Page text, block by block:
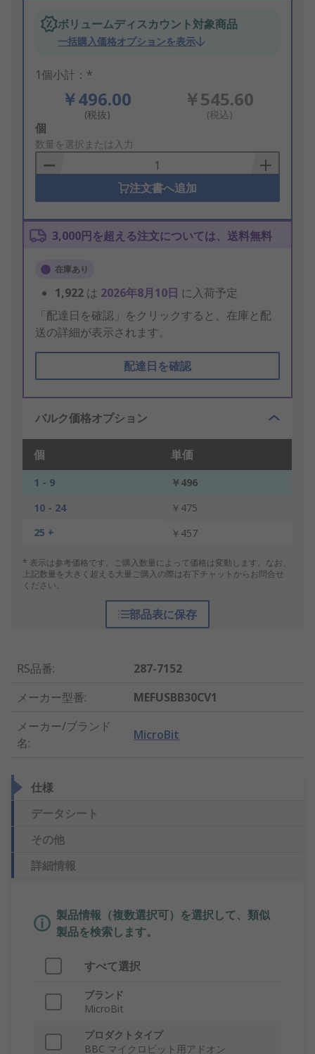
ボリュームディスカウント対象商品
一括購入価格オプションを表示
1個小計：*
￥496.00
(税抜)
￥545.60
(税込)
Add
to
Basket
個
数量を選択または入力
注文書へ追加
3,000円を超える注文については、送料無料
在庫あり
1,922 は 2026年8月10日 に入荷予定
「配達日を確認」をクリックすると、在庫と配
送の詳細が表示されます。
配達日を確認
バルク価格オプション
個 単価
1 - 9
￥496
10 - 24
￥475
25 +
￥457
* 表示は参考価格です。ご購入数量によって価格は変動します。なお、
上記数量を大きく超える大量ご購入の際は右下チャットからお問合せ
ください。
部品表に保存
RS品番:
287-7152
メーカー型番:
MEFUSBB30CV1
メーカー/ブランド
名:
MicroBit
仕様
データシート
その他
詳細情報
製品情報（複数選択可）を選択して、類似
製品を検索します。
すべて選択
ブランド
MicroBit
プロダクトタイプ
BBC マイクロビット用アドオン